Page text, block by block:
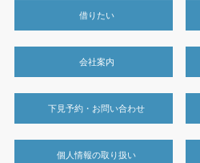
借りたい
会社案内
下見予約・お問い合わせ
個人情報の取り扱い